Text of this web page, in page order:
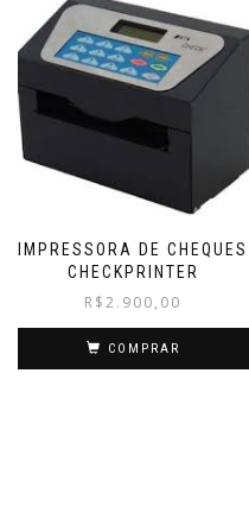
IMPRESSORA DE CHEQUES
CHECKPRINTER
R$2.900,00
COMPRAR